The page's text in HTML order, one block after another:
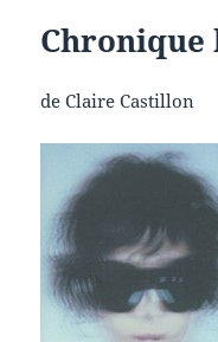
Chronique
de Claire Castillon